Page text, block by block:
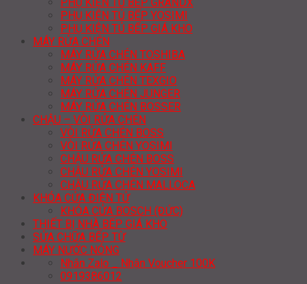
PHỤ KIỆN TỦ BẾP YOSIMI
PHỤ KIỆN TỦ BẾP GIÁ KHO
MÁY RỬA CHÉN
MÁY RỬA CHÉN TOSHIBA
MÁY RỬA CHÉN KAFF
MÁY RỬA CHÉN TEXGIO
MÁY RỬA CHÉN JUNGER
MÁY RỬA CHÉN BOSSER
CHẬU – VÒI RỬA CHÉN
VÒI RỬA CHÉN BOSS
VÒI RỬA CHÉN YOSIMI
CHẬU RỬA CHÉN BOSS
CHẬU RỬA CHÉN YOSIMI
CHẬU RỬA CHÉN MALLOCA
KHÓA CỬA ĐIỆN TỬ
KHÓA CỬA BOSCH (ĐỨC)
THIẾT BỊ NHÀ BẾP GIÁ KHO
SỬA CHỮA BẾP TỪ
MÁY NƯỚC NÓNG
Nhắn Zalo _ Nhận Voucher 100K
0919386012